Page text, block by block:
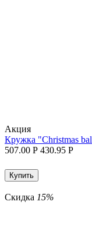
Aкция
Кружка "Christmas
507.00 Р 430.95 Р
Купить
Скидка 15%